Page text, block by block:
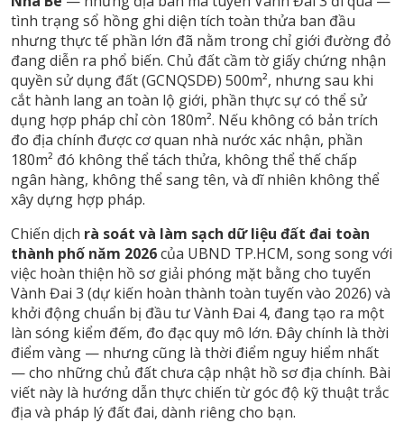
tình trạng sổ hồng ghi diện tích toàn thửa ban đầu
nhưng thực tế phần lớn đã nằm trong chỉ giới đường đỏ
đang diễn ra phổ biến. Chủ đất cầm tờ giấy chứng nhận
quyền sử dụng đất (GCNQSDĐ) 500m², nhưng sau khi
cắt hành lang an toàn lộ giới, phần thực sự có thể sử
dụng hợp pháp chỉ còn 180m². Nếu không có bản trích
đo địa chính được cơ quan nhà nước xác nhận, phần
180m² đó không thể tách thửa, không thể thế chấp
ngân hàng, không thể sang tên, và dĩ nhiên không thể
xây dựng hợp pháp.
Chiến dịch rà soát và làm sạch dữ liệu đất đai toàn
thành phố năm 2026của UBND TP.HCM, song song với
việc hoàn thiện hồ sơ giải phóng mặt bằng cho tuyến
Vành Đai 3 (dự kiến hoàn thành toàn tuyến vào 2026) và
khởi động chuẩn bị đầu tư Vành Đai 4, đang tạo ra một
làn sóng kiểm đếm, đo đạc quy mô lớn. Đây chính là thời
điểm vàng — nhưng cũng là thời điểm nguy hiểm nhất
— cho những chủ đất chưa cập nhật hồ sơ địa chính. Bài
viết này là hướng dẫn thực chiến từ góc độ kỹ thuật trắc
địa và pháp lý đất đai, dành riêng cho bạn.